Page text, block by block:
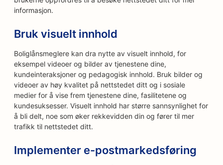
informasjon.
Bruk visuelt innhold
Boliglånsmeglere kan dra nytte av visuelt innhold, for
eksempel videoer og bilder av tjenestene dine,
kundeinteraksjoner og pedagogisk innhold. Bruk bilder og
videoer av høy kvalitet på nettstedet ditt og i sosiale
medier for å vise frem tjenestene dine, fasilitetene og
kundesuksesser. Visuelt innhold har større sannsynlighet for
å bli delt, noe som øker rekkevidden din og fører til mer
trafikk til nettstedet ditt.
Implementer e-postmarkedsføring